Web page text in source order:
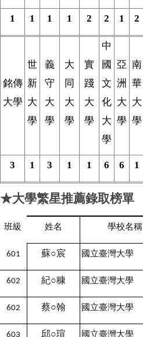
1 1 1 1 2 2 1 2
銘傳
大學
世
新
大
學
義
守
大
學
大
同
大
學
實
踐
大
學
中
國
文
化
大
學
亞
洲
大
學
南
華
大
學
3 1 3 1 1 6 6 1
★大學繁星推薦錄取榜單
班級 姓名 學校名稱
601 蘇○宸 國立臺灣大學
602 紀○穅 國立臺灣大學
602 蔡○翰 國立臺灣大學
603 邱○瑄 國立臺灣大學